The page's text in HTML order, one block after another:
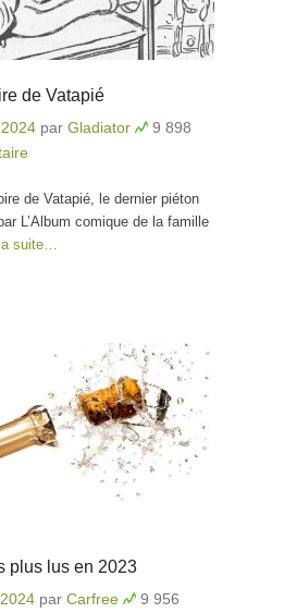
de Vatapié
par Gladiator
9 898
de Vatapié, le dernier piéton
L’Album comique de la famille
suite…
plus lus en 2023
par Carfree
9 956